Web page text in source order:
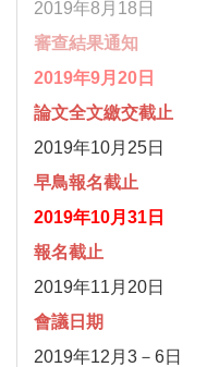
2019年8月18日
審查結果通知
2019年9月20日
論文全文繳交截止
2019年10月25日
早鳥報名截止
2019年10月31日
報名截止
2019年11月20日
會議日期
2019年12月3－6日